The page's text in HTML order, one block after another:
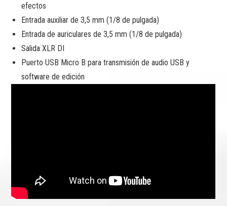
efectos
Entrada auxiliar de 3,5 mm (1/8 de pulgada)
Entrada de auriculares de 3,5 mm (1/8 de pulgada)
Salida XLR DI
Puerto USB Micro B para transmisión de audio USB y
software de edición